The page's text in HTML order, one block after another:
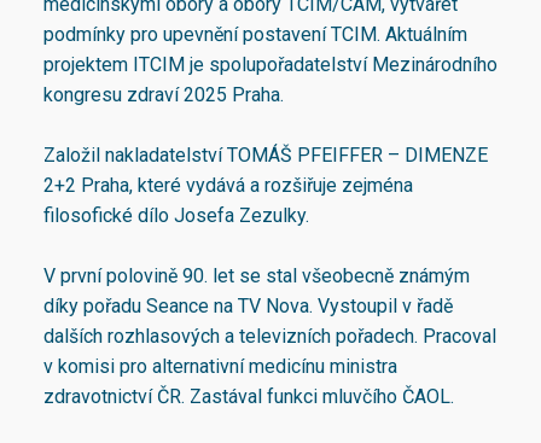
podmínky pro upevnění postavení TCIM. Aktuálním
projektem ITCIM je spolupořadatelství Mezinárodního
kongresu zdraví 2025 Praha.
Založil nakladatelství TOMÁŠ PFEIFFER – DIMENZE
2+2 Praha, které vydává a rozšiřuje zejména
filosofické dílo Josefa Zezulky.
V první polovině 90. let se stal všeobecně známým
díky pořadu Seance na TV Nova. Vystoupil v řadě
dalších rozhlasových a televizních pořadech. Pracoval
v komisi pro alternativní medicínu ministra
zdravotnictví ČR. Zastával funkci mluvčího ČAOL.